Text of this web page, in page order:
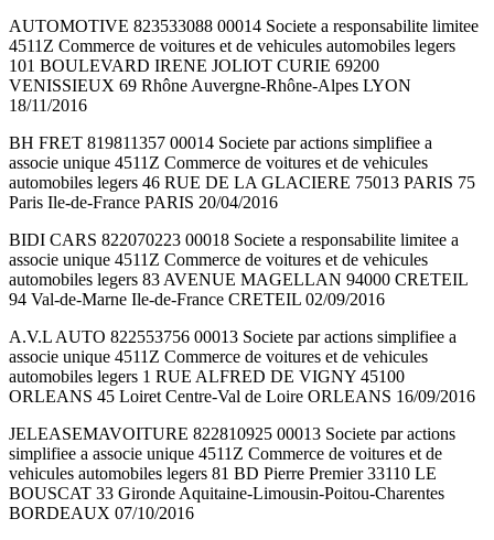
AUTOMOTIVE 823533088 00014 Societe a responsabilite limitee
4511Z Commerce de voitures et de vehicules automobiles legers
101 BOULEVARD IRENE JOLIOT CURIE 69200
VENISSIEUX 69 Rhône Auvergne-Rhône-Alpes LYON
18/11/2016
BH FRET 819811357 00014 Societe par actions simplifiee a
associe unique 4511Z Commerce de voitures et de vehicules
automobiles legers 46 RUE DE LA GLACIERE 75013 PARIS 75
Paris Ile-de-France PARIS 20/04/2016
BIDI CARS 822070223 00018 Societe a responsabilite limitee a
associe unique 4511Z Commerce de voitures et de vehicules
automobiles legers 83 AVENUE MAGELLAN 94000 CRETEIL
94 Val-de-Marne Ile-de-France CRETEIL 02/09/2016
A.V.L AUTO 822553756 00013 Societe par actions simplifiee a
associe unique 4511Z Commerce de voitures et de vehicules
automobiles legers 1 RUE ALFRED DE VIGNY 45100
ORLEANS 45 Loiret Centre-Val de Loire ORLEANS 16/09/2016
JELEASEMAVOITURE 822810925 00013 Societe par actions
simplifiee a associe unique 4511Z Commerce de voitures et de
vehicules automobiles legers 81 BD Pierre Premier 33110 LE
BOUSCAT 33 Gironde Aquitaine-Limousin-Poitou-Charentes
BORDEAUX 07/10/2016